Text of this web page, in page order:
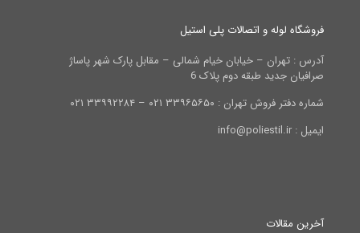
فروشگاه لوله و اتصالات پلی استیل
آدرس : تهران – خیابان خیام شمالی – مقابل پارک شهر پاساژ
صرافیان جدید طبقه دوم پلاک 6
شماره دفتر فروش تهران : ۳۳۹۶۵۶۵۰ ۰۲۱ – ۳۳۹۹۲۲۸۴ ۰۲۱
ایمیل : info@poliestil.ir
آخرین مقالات